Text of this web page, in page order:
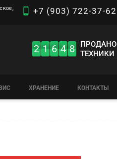
+7 (903) 722-37-62
2 1 6 4 8
ПРОДАНО
ТЕХНИКИ
ХРАНЕНИЕ КОНТАКТЫ